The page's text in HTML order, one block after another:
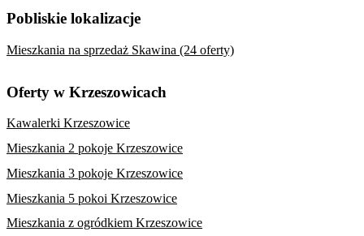
Pobliskie lokalizacje
Mieszkania na sprzedaż Skawina (24 oferty)
Oferty w Krzeszowicach
Kawalerki Krzeszowice
Mieszkania 2 pokoje Krzeszowice
Mieszkania 3 pokoje Krzeszowice
Mieszkania 5 pokoi Krzeszowice
Mieszkania z ogródkiem Krzeszowice